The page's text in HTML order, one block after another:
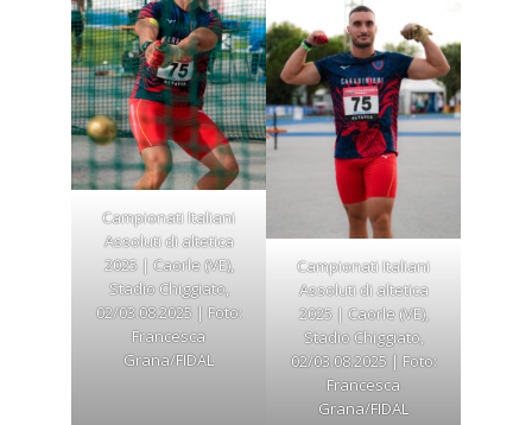
Campionati Italiani
Assoluti di altetica
2025 | Caorle (VE),
Stadio Chiggiato,
02/03.08.2025 | Foto:
Francesca
Grana/FIDAL
Campionati Italiani
Assoluti di altetica
2025 | Caorle (VE),
Stadio Chiggiato,
02/03.08.2025 | Foto:
Francesca
Grana/FIDAL